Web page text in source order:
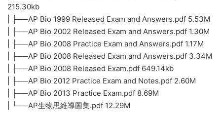
215.30kb
| ├──AP Bio 1999 Released Exam and Answers.pdf 5.53M
| ├──AP Bio 2002 Released Exam and Answers.pdf 1.30M
| ├──AP Bio 2008 Practice Exam and Answers.pdf 1.17M
| ├──AP Bio 2008 Released Exam and Answers.pdf 3.34M
| ├──AP Bio 2008 Released Exam.pdf 649.14kb
| ├──AP Bio 2012 Practice Exam and Notes.pdf 2.60M
| ├──AP Bio 2013 Practice Exam.pdf 8.69M
| └──AP生物思維導圖集.pdf 12.29M